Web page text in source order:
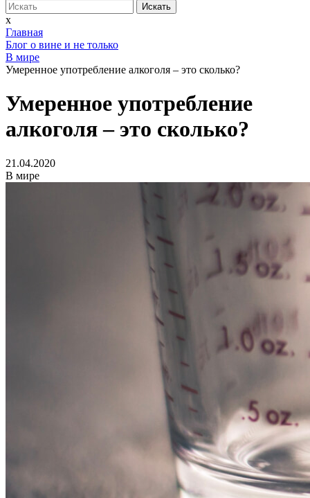
Искать
x
Главная
Блог о вине и не только
В мире
Умеренное употребление алкоголя – это сколько?
Умеренное употребление
алкоголя – это сколько?
21.04.2020
В мире